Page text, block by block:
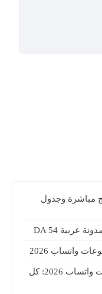
كأس العالم 2026 نتائج مباشرة وجدول
واتساب 2026
تحميل تطبيق Glinks – روابط قروبات واتساب 2026: كل